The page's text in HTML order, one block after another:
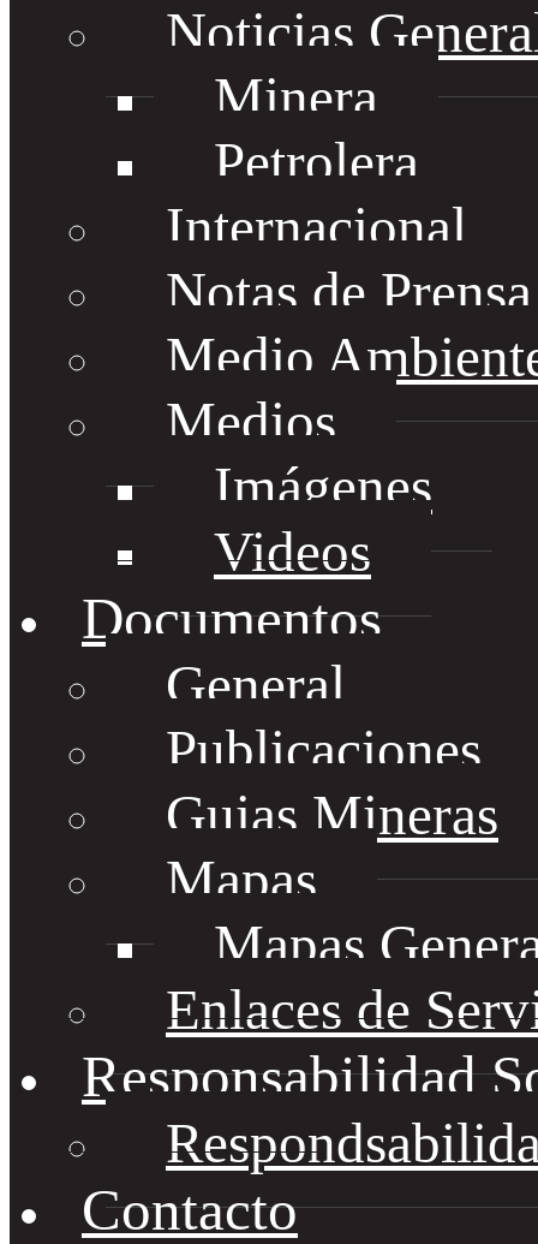
Noticias
Minera
Petrolera
Internacional
Notas de
Medio
Medios
Imágenes
Videos
Documentos
General
Publicaciones
Guias Mineras
Mapas
Mapas
Enlaces de
Responsabilidad
Contacto